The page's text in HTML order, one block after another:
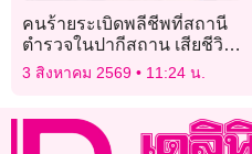
คนร้ายระเบิดพลีชีพที่สถานี
ตำรวจในปากีสถาน เสียชีวิต
อย่างน้อย 14 ราย
3 สิงหาคม 2569 11:24 น.